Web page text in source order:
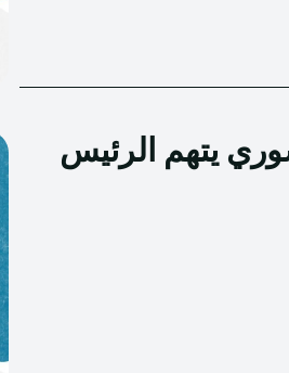
يتهم الرئيس